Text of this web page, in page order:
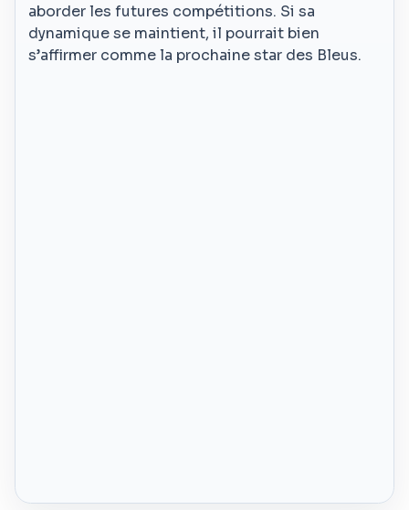
aborder les futures compétitions. Si sa
dynamique se maintient, il pourrait bien
s’affirmer comme la prochaine star des Bleus.